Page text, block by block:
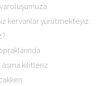
kervanlar yürütmekteyiz
asma kilitleriz